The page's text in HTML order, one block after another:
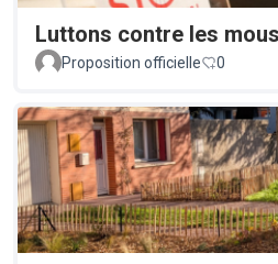
Luttons contre les
Proposition officielle
0